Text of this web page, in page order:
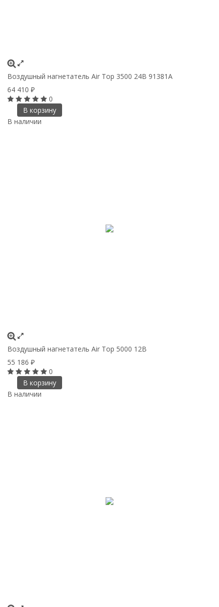
Воздушный нагнетатель Air Top 3500 24В 91381А
64 410 ₽
0
В корзину
В наличии
Воздушный нагнетатель Air Top 5000 12В
55 186 ₽
0
В корзину
В наличии